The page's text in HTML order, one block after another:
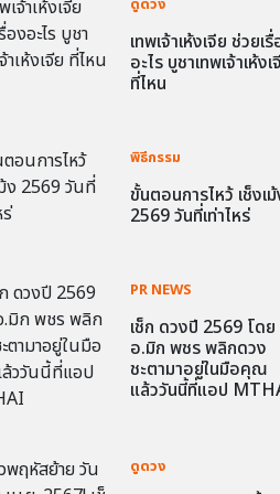
เทพเจ้าเห้งเจีย ช่วยเ
อะไร บูชาเทพเจ้าเห้งเ
ที่ไหน
พิธีกรรม
ขั้นตอนการไหว้ เช็งเ
2569 วันที่เท่าไหร่
PR NEWS
เช็ก ดวงปี 2569 โดย
อ.มิก พชร พลิกดวง
ชะตามาอยู่ในมือคุณ
แล้ววันนี้ที่แอป
ดูดวง